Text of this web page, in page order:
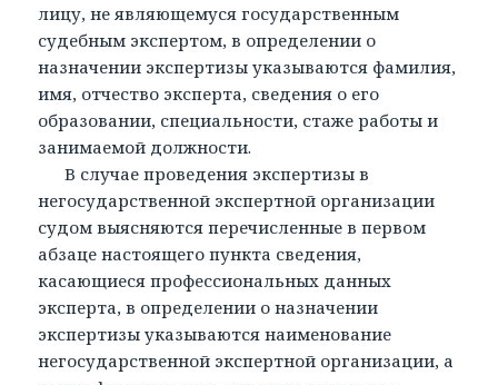
лицу, не являющемуся государственным
судебным экспертом, в определении о
назначении экспертизы указываются фамилия,
имя, отчество эксперта, сведения о его
образовании, специальности, стаже работы и
занимаемой должности.
В случае проведения экспертизы в
негосударственной экспертной организации
судом выясняются перечисленные в первом
абзаце настоящего пункта сведения,
касающиеся профессиональных данных
эксперта, в определении о назначении
экспертизы указываются наименование
негосударственной экспертной организации, а